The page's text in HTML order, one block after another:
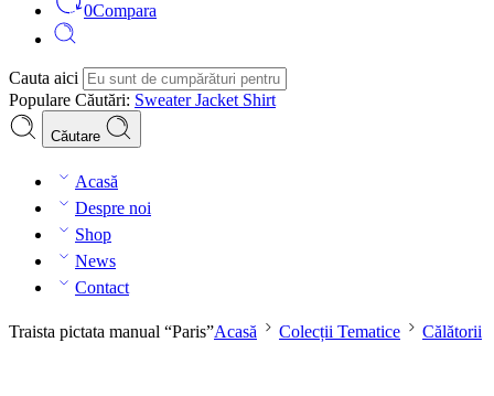
0Compara
Cauta aici
Populare Căutări: SweaterJacket Shirt
Căutare
Acasă
Despre noi
Shop
News
Contact
Traista pictata manual “Paris”Acasă Colecții Tematice Călătorii